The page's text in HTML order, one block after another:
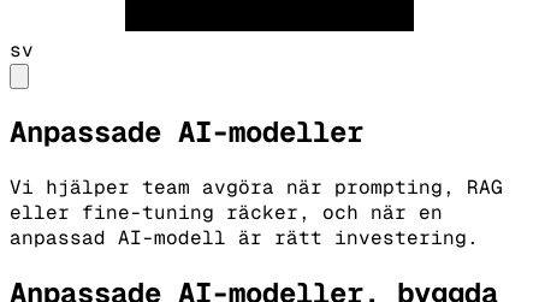
sv
Anpassade AI-modeller
Vi hjälper team avgöra när prompting, RAG
eller fine-tuning räcker, och när en
anpassad AI-modell är rätt investering.
Anpassade AI-modeller, byggda